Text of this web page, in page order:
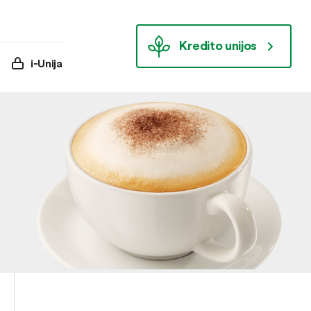
i-Unija
Kredito unijos